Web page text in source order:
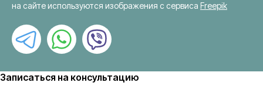
на сайте используются изображения с сервиса Freepik
Записаться на консультацию